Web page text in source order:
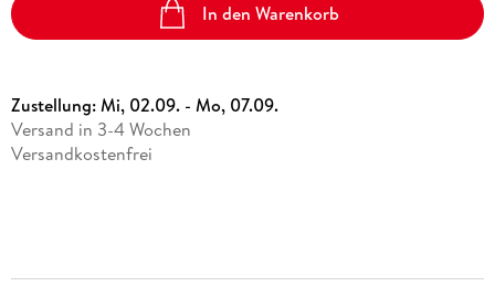
In den Warenkorb
Zustellung:Mi, 02.09. - Mo, 07.09.
Versand in 3-4 Wochen
Versandkostenfrei